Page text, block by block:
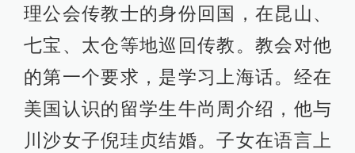
理公会传教士的身份回国，在昆山、
七宝、太仓等地巡回传教。教会对他
的第一个要求，是学习上海话。经在
美国认识的留学生牛尚周介绍，他与
川沙女子倪珪贞结婚。子女在语言上